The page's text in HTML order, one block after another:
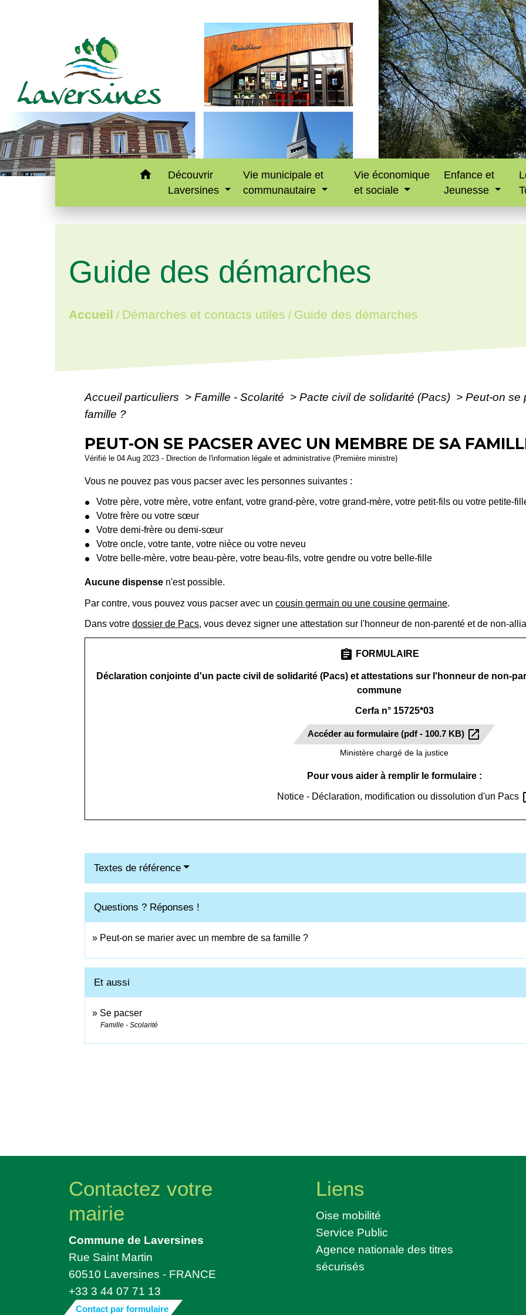
home
Découvrir
Laversines
Vie municipale et
communautaire
Vie économique
et sociale
Enfance et
Jeunesse
Guide des démarches
Accueil / Démarches et contacts utiles / Guide des démarches
Accueil particuliers > Famille - Scolarité > Pacte civil de solidarité (Pacs) > Peut-on se
famille ?
PEUT-ON SE PACSER AVEC UN MEMBRE DE SA
Vérifié le 04 Aug 2023 - Direction de l'information légale et administrative (Première ministre)
Vous ne pouvez pas vous pacser avec les personnes suivantes :
Votre père, votre mère, votre enfant, votre grand-père, votre grand-mère, votre petit-fils ou votre petite-
Votre frère ou votre sœur
Votre demi-frère ou demi-sœur
Votre oncle, votre tante, votre nièce ou votre neveu
Votre belle-mère, votre beau-père, votre beau-fils, votre gendre ou votre belle-fille
Aucune dispense n'est possible.
Par contre, vous pouvez vous pacser avec uncousin germain ou une cousine germaine.
Dans votredossier de Pacs, vous devez signer une attestation sur l'honneur de non-parenté et de non-
assignment FORMULAIRE
Déclaration conjointe d'un pacte civil de solidarité (Pacs) et attestations sur l'honneur de non-
commune
Cerfa n° 15725*03
Accéder au formulaire (pdf - 100.7 KB) open_in_new
Ministère chargé de la justice
Pour vous aider à remplir le formulaire :
Notice - Déclaration, modification ou dissolution d'un Pacs
Textes de référence
Questions ? Réponses !
Peut-on se marier avec un membre de sa famille ?
Et aussi
Se pacser
Famille - Scolarité
Contactez votre
mairie
Commune de Laversines
Rue Saint Martin
60510 Laversines - FRANCE
+33 3 44 07 71 13
Contact par formulaire
Liens
Oise mobilité
Service Public
Agence nationale des titres
sécurisés